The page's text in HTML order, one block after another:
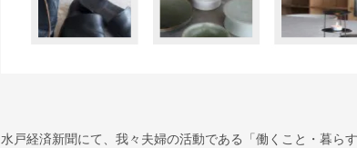
水戸経済新聞にて、我々夫婦の活動である「働くこと・暮ら